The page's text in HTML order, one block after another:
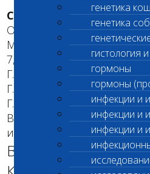
генетика
генетика
гистология
гормоны
гормоны
инфекции и
инфекции и
инфекции и
САНИТАРНЫЕ ДНИ В
ОФИС / САНИТАРНЫЙ ДЕНЬ
М. Войковская Кл. Цеткин
7,14,25,28 июля
Г. Люберцы Юбилейная
Г. Апрелевка Б.Лесная
Г. Коломна Добролюбова
Вешняки Ул.
июля
В Филиалах:на